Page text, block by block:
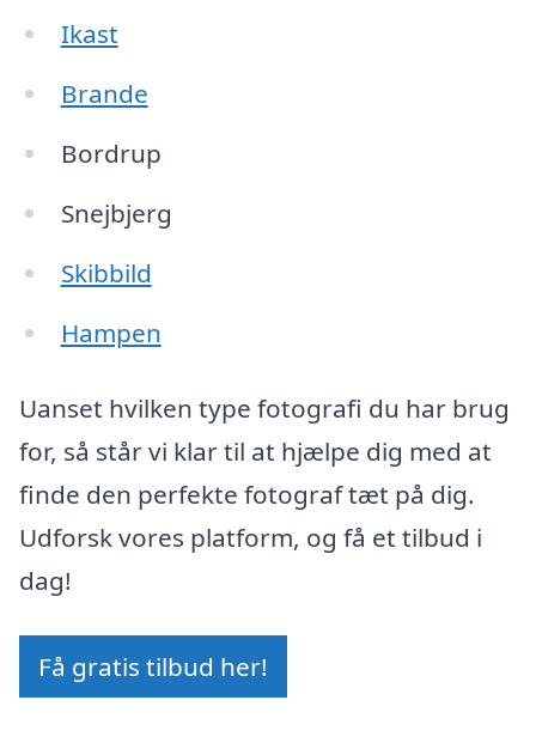
Ikast
Brande
Bordrup
Snejbjerg
Skibbild
Hampen
Uanset hvilken type fotografi du har brug
for, så står vi klar til at hjælpe dig med at
finde den perfekte fotograf tæt på dig.
Udforsk vores platform, og få et tilbud i
dag!
Få gratis tilbud her!